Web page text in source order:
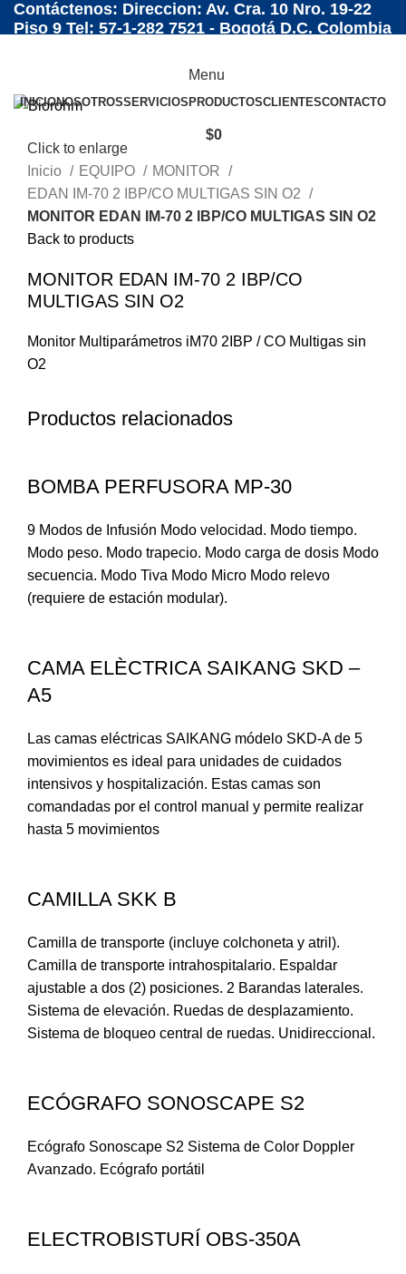
Contáctenos: Direccion: Av. Cra. 10 Nro. 19-22
Piso 9 Tel: 57-1-282 7521 - Bogotá D.C. Colombia
Menu
$0
INICIONOSOTROSSERVICIOS PRODUCTOSCLIENTESCONTACTO
Click to enlarge
Inicio
EQUIPO
MONITOR
EDAN IM-70 2 IBP/CO MULTIGAS SIN O2
MONITOR EDAN IM-70 2 IBP/CO MULTIGAS SIN O2
Back to products
MONITOR EDAN IM-70 2 IBP/CO
MULTIGAS SIN O2
Monitor Multiparámetros iM70 2IBP / CO Multigas sin
O2
Productos relacionados
BOMBA PERFUSORA MP-30
9 Modos de Infusión Modo velocidad. Modo tiempo.
Modo peso. Modo trapecio. Modo carga de dosis Modo
secuencia. Modo Tiva Modo Micro Modo relevo
(requiere de estación modular).
CAMA ELÈCTRICA SAIKANG SKD –
A5
Las camas eléctricas SAIKANG módelo SKD-A de 5
movimientos es ideal para unidades de cuidados
intensivos y hospitalización. Estas camas son
comandadas por el control manual y permite realizar
hasta 5 movimientos
CAMILLA SKK B
Camilla de transporte (incluye colchoneta y atril).
Camilla de transporte intrahospitalario. Espaldar
ajustable a dos (2) posiciones. 2 Barandas laterales.
Sistema de elevación. Ruedas de desplazamiento.
Sistema de bloqueo central de ruedas. Unidireccional.
ECÓGRAFO SONOSCAPE S2
Ecógrafo Sonoscape S2 Sistema de Color Doppler
Avanzado. Ecógrafo portátil
ELECTROBISTURÍ OBS-350A